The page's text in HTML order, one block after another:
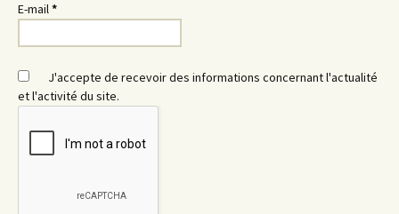
E-mail*
J'accepte de recevoir des informations concernant l'actualité
et l'activité du site.